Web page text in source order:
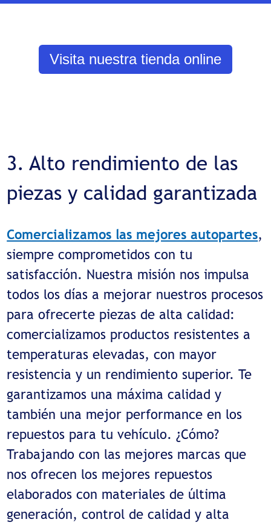
Visita nuestra tienda online
3. Alto rendimiento de las
piezas y calidad garantizada
Comercializamos las mejores autopartes,
siempre comprometidos con tu
satisfacción. Nuestra misión nos impulsa
todos los días a mejorar nuestros procesos
para ofrecerte piezas de alta calidad:
comercializamos productos resistentes a
temperaturas elevadas, con mayor
resistencia y un rendimiento superior. Te
garantizamos una máxima calidad y
también una mejor performance en los
repuestos para tu vehículo. ¿Cómo?
Trabajando con las mejores marcas que
nos ofrecen los mejores repuestos
elaborados con materiales de última
generación, control de calidad y alta